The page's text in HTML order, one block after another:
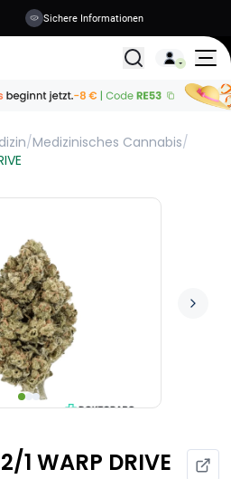
Sichere Informationen
Alle
/Medizinisches Cannabis/
1 WARP DRIVE